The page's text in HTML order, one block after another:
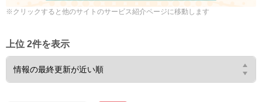
※クリックすると他のサイトのサービス紹介ページに移動します
上位 2件を表示